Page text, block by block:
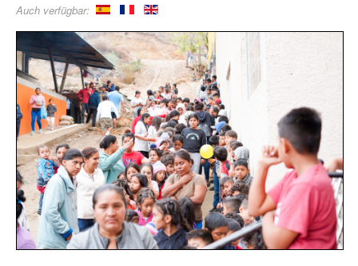
Auch verfügbar: